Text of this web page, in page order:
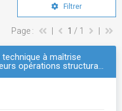
Filtrer
Page : 1 / 1
à maîtrise
opérations structura…